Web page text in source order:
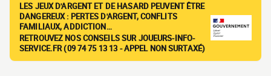
LES JEUX D'ARGENT ET DE HASARD PEUVENT ÊTRE
DANGEREUX : PERTES D'ARGENT, CONFLITS
FAMILIAUX, ADDICTION…
RETROUVEZ NOS CONSEILS SUR JOUEURS-INFO-
SERVICE.FR (09 74 75 13 13 - APPEL NON SURTAXÉ)